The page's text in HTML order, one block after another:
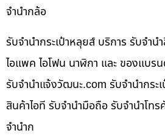
จำนำกล้อ
รับจำนำกระเป๋าหลุยส์ บริการ รับจำน
ไอแพค ไอโฟน นาฬิกา และ ของแบร
รับจํานําแจ้งวัฒนะ.com รับจำนำกระ
สินค้าไอที รับจำนำมือถือ รับจำนำโท
จำนำก